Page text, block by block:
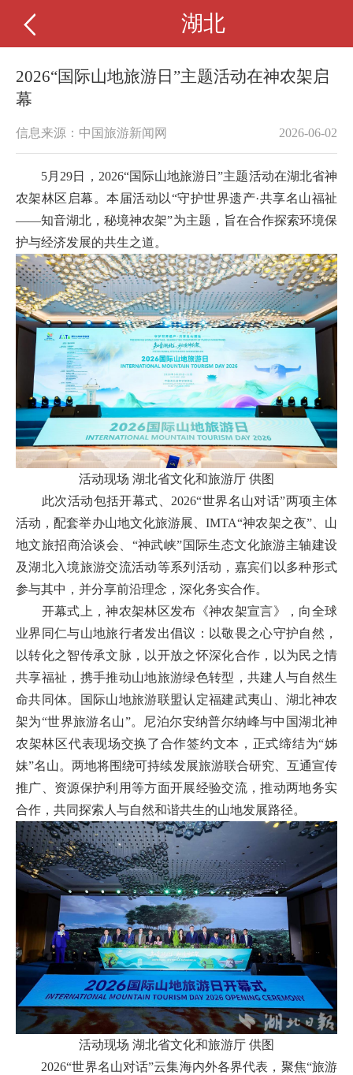
湖北
2026“国际山地旅游日”主题活动在神农架启
幕
信息来源：中国旅游新闻网 2026-06-02
5月29日，2026“国际山地旅游日”主题活动在湖北省神
农架林区启幕。本届活动以“守护世界遗产·共享名山福祉
——知音湖北，秘境神农架”为主题，旨在合作探索环境保
护与经济发展的共生之道。
活动现场 湖北省文化和旅游厅 供图
此次活动包括开幕式、2026“世界名山对话”两项主体
活动，配套举办山地文化旅游展、IMTA“神农架之夜”、山
地文旅招商洽谈会、“神武峡”国际生态文化旅游主轴建设
及湖北入境旅游交流活动等系列活动，嘉宾们以多种形式
参与其中，并分享前沿理念，深化务实合作。
开幕式上，神农架林区发布《神农架宣言》，向全球
业界同仁与山地旅行者发出倡议：以敬畏之心守护自然，
以转化之智传承文脉，以开放之怀深化合作，以为民之情
共享福祉，携手推动山地旅游绿色转型，共建人与自然生
命共同体。国际山地旅游联盟认定福建武夷山、湖北神农
架为“世界旅游名山”。尼泊尔安纳普尔纳峰与中国湖北神
农架林区代表现场交换了合作签约文本，正式缔结为“姊
妹”名山。两地将围绕可持续发展旅游联合研究、互通宣传
推广、资源保护利用等方面开展经验交流，推动两地务实
合作，共同探索人与自然和谐共生的山地发展路径。
活动现场 湖北省文化和旅游厅 供图
2026“世界名山对话”云集海内外各界代表，聚焦“旅游